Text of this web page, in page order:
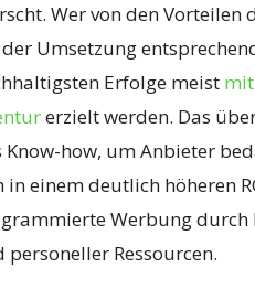
Wer von den
Umsetzung
Erfolge meist
erzielt werden. Das
Know-how, um Anbieter
in einem deutlich höheren
Werbung durch
personeller Ressourcen.